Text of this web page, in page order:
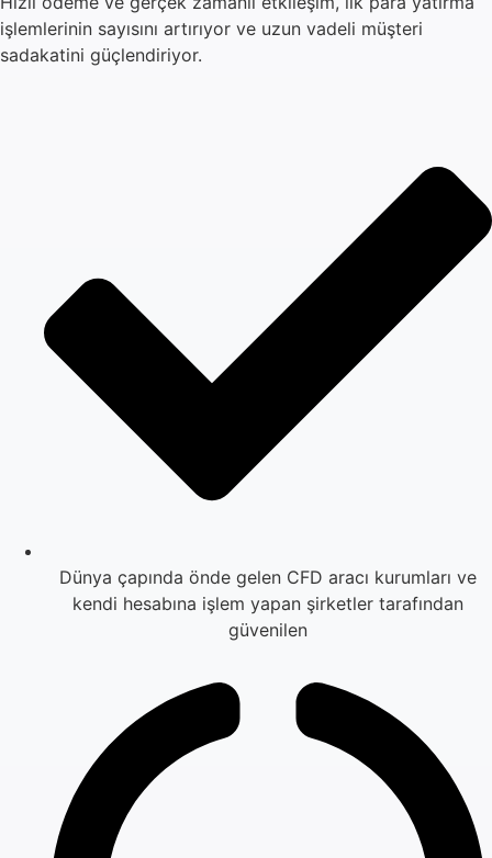
işlemlerinin sayısını artırıyor ve uzun vadeli müşteri
sadakatini güçlendiriyor.
Dünya çapında önde gelen CFD aracı kurumları ve
kendi hesabına işlem yapan şirketler tarafından
güvenilen